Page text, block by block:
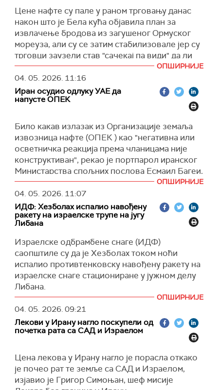
( Танјуг,Фарс)
(X,Tanjug)
Цене нафте су пале у раном трговању данас
након што је Бела кућа објавила план за
извлачење бродова из загушеног Ормуског
мореуза, али су се затим стабилизовале јер су
трговци заузели став "сачекај па види" да ли
ће план успети.
Фјучерси сирове нафте марке "брент", што је
глобална референтна цена, пали су за 0,7
одсто на 108,97 долара по барелу рано јутрос
Фјучерси нафте марке "West Texas
Intermediate", америчке референтне цене,
пали су за 0,62 одсто на 97,14 долара по
барелу.
(CNN)
ОПШИРНИЈЕ
04. 05. 2026. 11:16
Иран осудио одлуку УАЕ да
напусте ОПЕК
Било какав излазак из Организације земаља
извозница нафте (ОПЕК ) као "негативна или
осветничка реакција према чланицама није
конструктиван", рекао је портпарол иранског
Министарства спољних послова Есмаил Багеи,
коментаришући одлуку Уједињених Арапских
Емирата (УАЕ) да напусте групу произвођача
нафте.
Багеи је додао да ће Иран задржати своје
"неприкладно понашање" у помагању Израелу
и САД током рата против њих.
УАЕ су раније најавили да ће 1. маја напустити
Организацију земаља произвођача нафте
ОПЕК и ОПЕК плус.
(Reuters)
ОПШИРНИЈЕ
04. 05. 2026. 11:07
ИДФ: Хезболах испалио навођену
ракету на израелске трупе на југу
Либана
Израелске одбрамбене снаге (ИДФ)
саопштиле су да је Хезболах током ноћи
испалио противтенковску навођену ракету на
израелске снаге стациониране у јужном делу
Либана.
повређених и да су убрзо након тога
израелске трупе гађале место лансирања, док
је израелско ратно ваздухопловство
у области у којој су деловали припадници те
групе.
У одвојеном саопштењу, ИДФ наводи да су
ОПШИРНИЈЕ
04. 05. 2026.09:21
Лекови у Ирану нагло поскупели од
почетка рата са САД и Израелом
Цена лекова у Ирану нагло је порасла откако
је почео рат те земље са САД и Израелом,
изјавио је Григор Симоњан, шеф мисије